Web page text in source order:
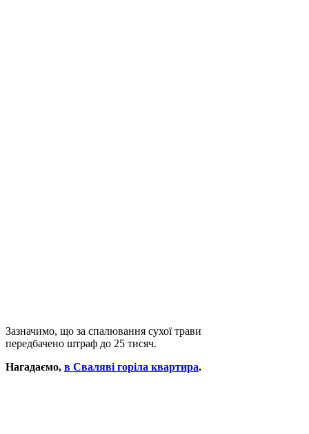
Зазначимо, що за спалювання сухої трави
передбачено штраф до 25 тисяч.
Нагадаємо, в Сваляві горіла квартира.